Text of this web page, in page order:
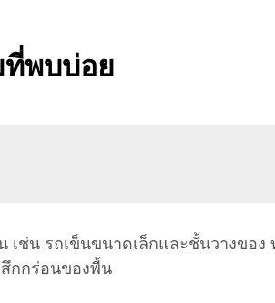
พบบ่อย
เช่น รถเข็นขนาดเล็กและชั้นวางขอ
กกร่อนของพื้น